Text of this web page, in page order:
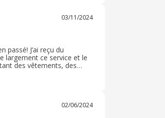
03/11/2024
passé! J’ai reçu du
largement ce service et le
des vêtements, des
une chance d’avoir cette
02/06/2024